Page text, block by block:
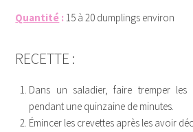
Quantité : 15 à 20 dumplings environ
RECETTE :
Dans un saladier, faire tremper les
pendant une quinzaine de minutes.
Émincer les crevettes après les avoir